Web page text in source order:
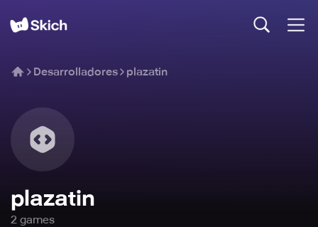
Desarrolladores plazatin
plazatin
2 games